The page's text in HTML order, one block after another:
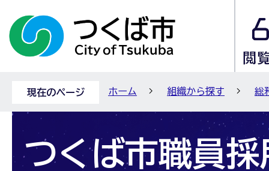
現在のページ ホーム 組織から探す 総
つくば市職員採